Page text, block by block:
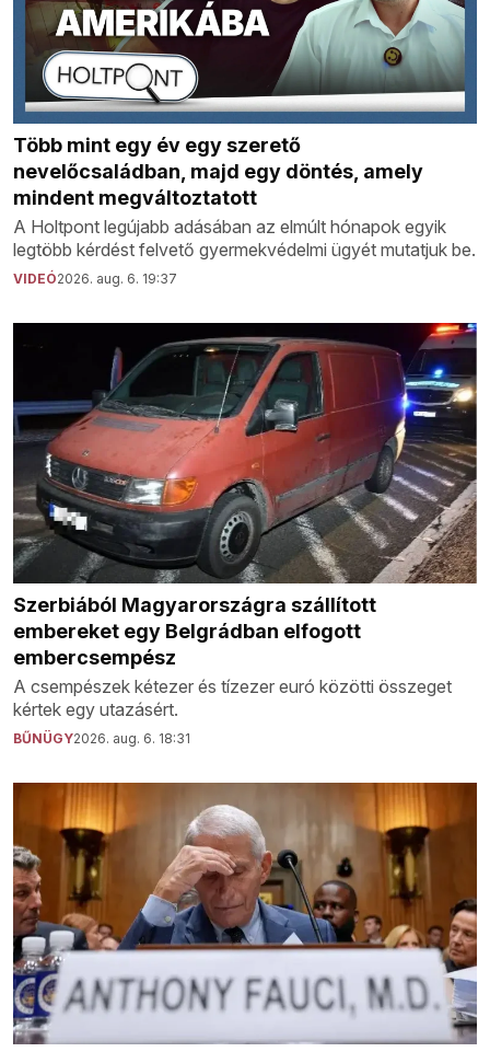
Több mint egy év egy szerető
nevelőcsaládban, majd egy döntés, amely
mindent megváltoztatott
A Holtpont legújabb adásában az elmúlt hónapok egyik
legtöbb kérdést felvető gyermekvédelmi ügyét mutatjuk be.
VIDEÓ2026. aug. 6. 19:37
Szerbiából Magyarországra szállított
embereket egy Belgrádban elfogott
embercsempész
A csempészek kétezer és tízezer euró közötti összeget
kértek egy utazásért.
BŰNÜGY2026. aug. 6. 18:31